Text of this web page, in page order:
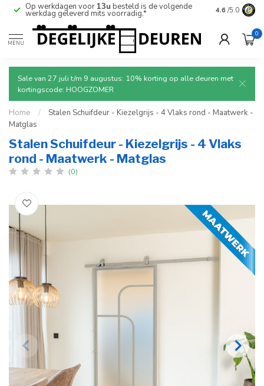
Op werkdagen voor 13u besteld is de volgende
werkdag geleverd mits voorradig.*
Ruim aanbod
deuren.
4.6 /5.0
MENU
0
Sale van 27 juli t/m 9 augustus: 10% korting op alle deuren met
kortingscode: HOOGZOMER
Home /
Stalen Schuifdeur - Kiezelgrijs - 4 Vlaks rond - Maatwerk -
Matglas
Stalen Schuifdeur - Kiezelgrijs - 4 Vlaks
rond - Maatwerk - Matglas
(0)